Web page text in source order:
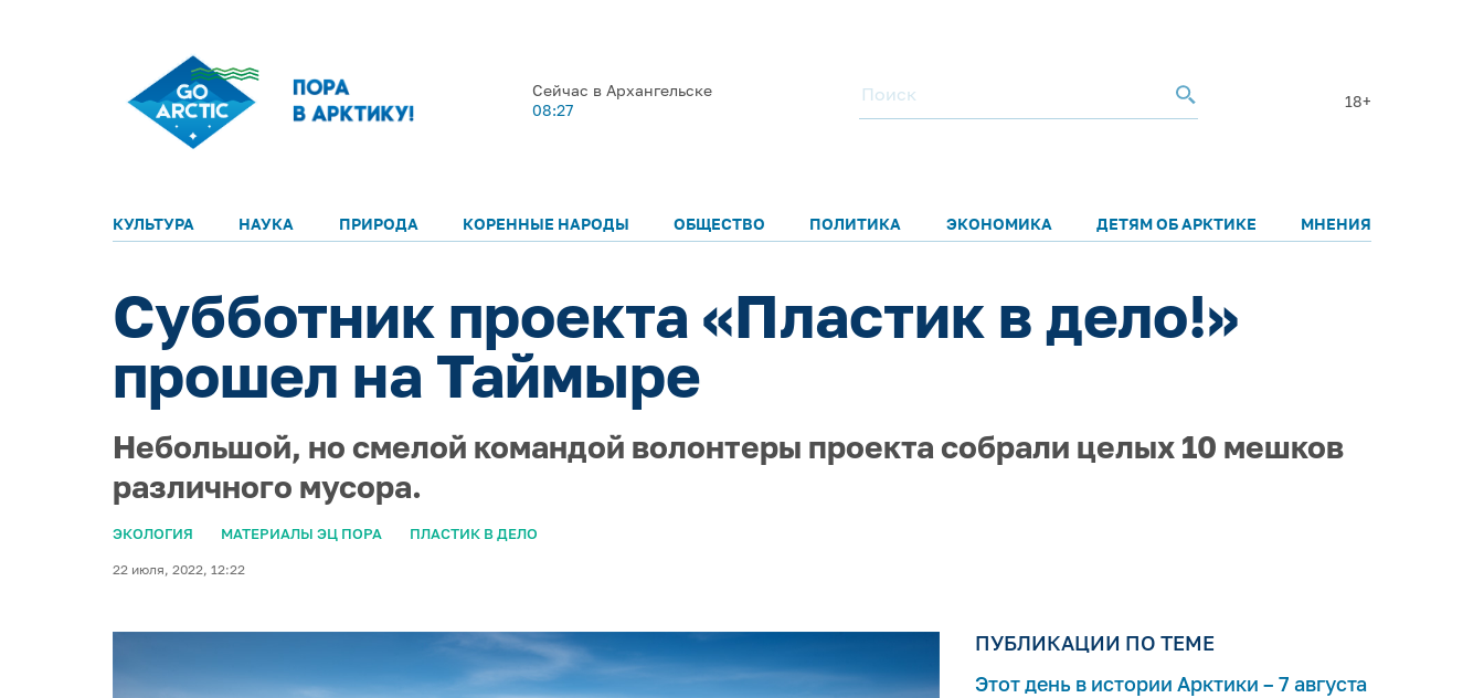
Сейчас в Архангельске
08:27
18+
КУЛЬТУРА НАУКА ПРИРОДА КОРЕННЫЕ НАРОДЫ ОБЩЕСТВО ПОЛИТИКА ЭКОНОМИКА ДЕТЯМ ОБ АРКТИКЕ МНЕНИЯ
Субботник проекта «Пластик в дело!»
прошел на Таймыре
Небольшой, но смелой командой волонтеры проекта собрали целых 10 мешков
различного мусора.
ЭКОЛОГИЯ МАТЕРИАЛЫ ЭЦ ПОРА ПЛАСТИК В ДЕЛО
22 июля, 2022, 12:22
ПУБЛИКАЦИИ ПО ТЕМЕ
Этот день в истории Арктики – 7 августа